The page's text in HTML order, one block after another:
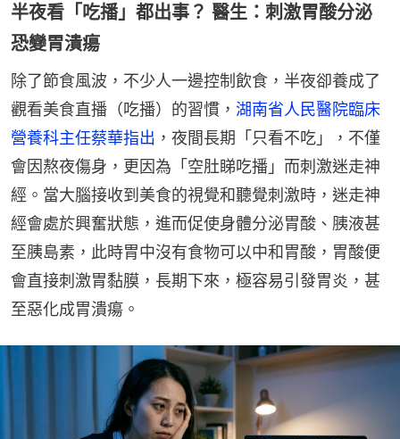
半夜看「吃播」都出事？ 醫生：刺激胃酸分泌
恐變胃潰瘍
除了節食風波，不少人一邊控制飲食，半夜卻養成了
觀看美食直播（吃播）的習慣， 湖南省人民醫院臨床
營養科主任蔡華指出 ，夜間長期「只看不吃」，不僅
會因熬夜傷身，更因為「空肚睇吃播」而刺激迷走神
經。當大腦接收到美食的視覺和聽覺刺激時，迷走神
經會處於興奮狀態，進而促使身體分泌胃酸、胰液甚
至胰島素，此時胃中沒有食物可以中和胃酸，胃酸便
會直接刺激胃黏膜，長期下來，極容易引發胃炎，甚
至惡化成胃潰瘍。